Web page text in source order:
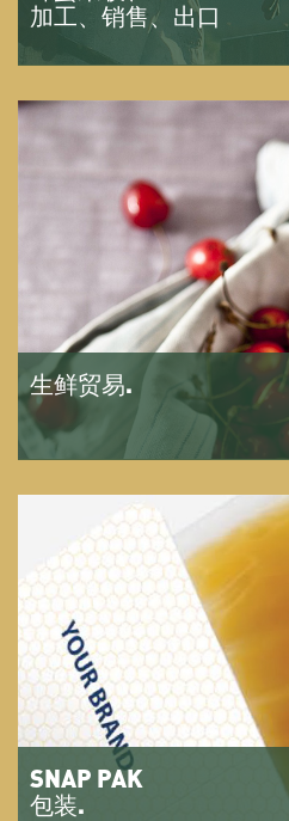
加工、销售、出口
生鲜贸易.
SNAP PAK
包装.